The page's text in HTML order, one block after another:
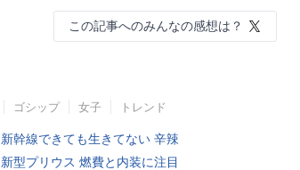
この記事へのみんなの感想は？
ゴシップ 女子 トレンド
新幹線できても生きてない 辛辣
新型プリウス 燃費と内装に注目